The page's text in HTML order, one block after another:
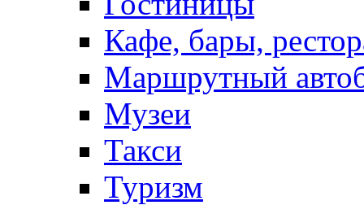
Кафе, бары,
Маршрутный
Музеи
Такси
Туризм